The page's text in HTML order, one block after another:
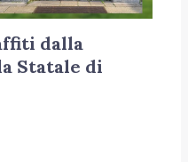
dalla
Statale di